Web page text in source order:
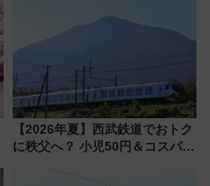
【2026年夏】西武鉄道でおトク
に秩父へ？ 小児50円＆コスパ最